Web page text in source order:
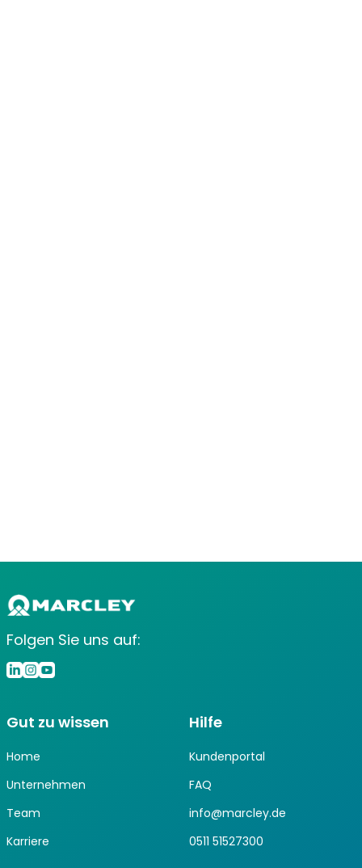
Folgen Sie uns auf:
Gut zu wissen
Home
Unternehmen
Team
Karriere
Hilfe
Kundenportal
FAQ
info@marcley.de
0511 51527300